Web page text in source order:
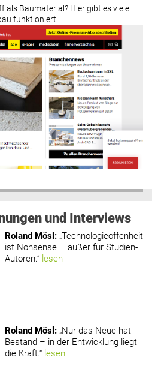
als Baumaterial? Hier gibt es viele
funktioniert.
und Interviews
Roland Mösl : „Technologieoffenheit
ist Nonsense – außer für Studien-
Autoren.“ lesen
Roland Mösl : „Nur das Neue hat
Bestand – in der Entwicklung liegt
die Kraft.“ lesen